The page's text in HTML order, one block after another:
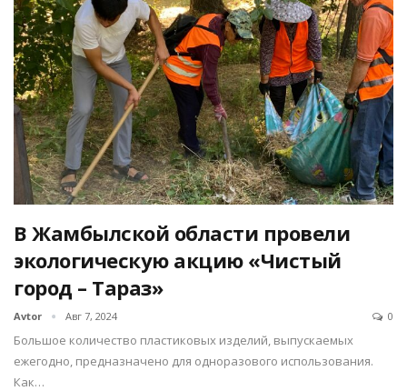
В Жамбылской области провели
экологическую акцию «Чистый
город – Тараз»
Avtor Авг 7, 2024 0
Большое количество пластиковых изделий, выпускаемых
ежегодно, предназначено для одноразового использования.
Как…